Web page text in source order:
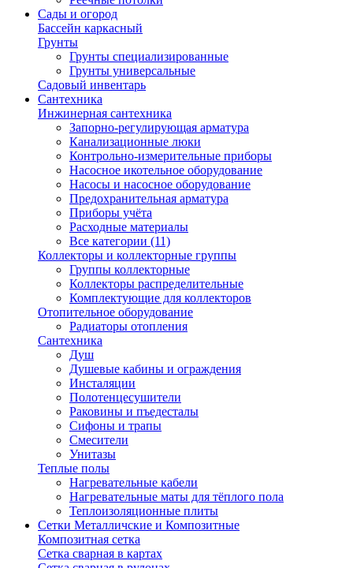
Сады и огород
Бассейн каркасный
Грунты
Грунты специализированные
Грунты универсальные
Садовый инвентарь
Сантехника
Инжинерная сантехника
Запорно-регулирующая арматура
Канализационные люки
Контрольно-измерительные приборы
Насосное икотельное оборудование
Насосы и насосное оборудование
Предохранительная арматура
Приборы учёта
Расходные материалы
Все категории (11)
Коллекторы и коллекторные группы
Группы коллекторные
Коллекторы распределительные
Комплектующие для коллекторов
Отопительное оборудование
Радиаторы отопления
Сантехника
Душ
Душевые кабины и ограждения
Инсталяции
Полотенцесушители
Раковины и пъедесталы
Сифоны и трапы
Смесители
Унитазы
Теплые полы
Нагревательные кабели
Нагревательные маты для тёплого пола
Теплоизоляционные плиты
Сетки Металличские и Композитные
Композитная сетка
Сетка сварная в картах